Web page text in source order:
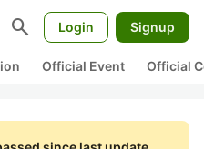
search Login Signup
Official Event Official